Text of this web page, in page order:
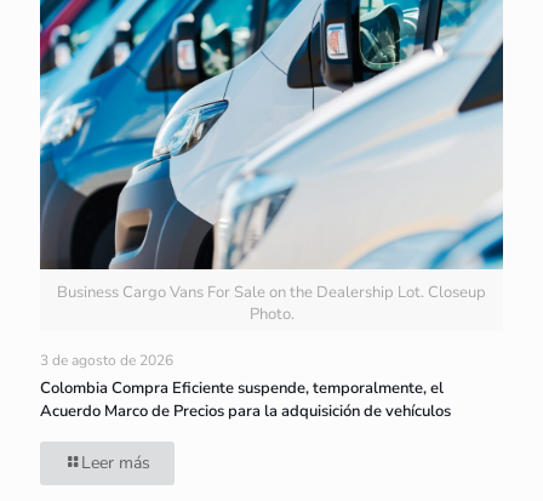
Business Cargo Vans For Sale on the Dealership Lot. Closeup
Photo.
3 de agosto de 2026
Colombia Compra Eficiente suspende, temporalmente, el
Acuerdo Marco de Precios para la adquisición de vehículos
Leer más